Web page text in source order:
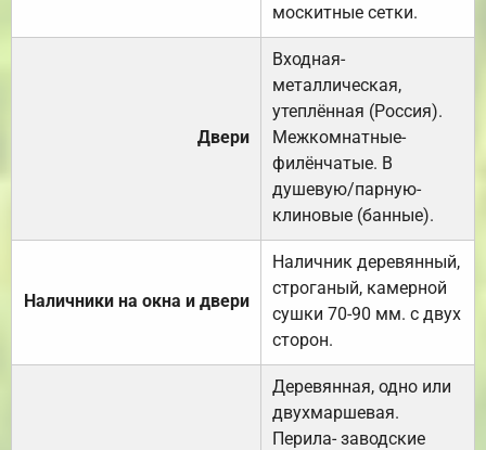
москитные сетки.
Двери
Входная-
металлическая,
утеплённая (Россия).
Межкомнатные-
филёнчатые. В
душевую/парную-
клиновые (банные).
Наличники на окна и двери
Наличник деревянный,
строганый, камерной
сушки 70-90 мм. с двух
сторон.
Деревянная, одно или
двухмаршевая.
Перила- заводские